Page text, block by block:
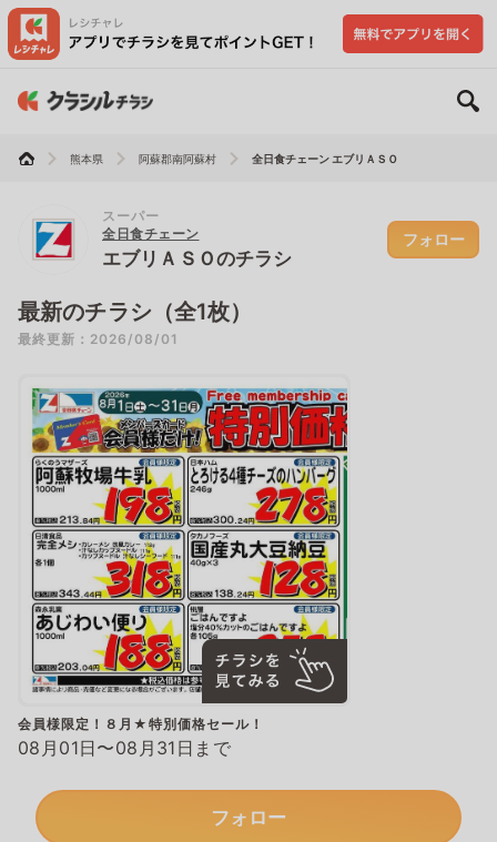
熊本県 阿蘇郡南阿蘇村 全日食チェーン エブリＡＳＯ
スーパー
全日食チェーン
エブリＡＳＯのチラシ
フォロー
最新のチラシ（全1枚）
最終更新：2026/08/01
会員様限定！８月★特別価格セール！
08月01日〜08月31日まで
フォロー